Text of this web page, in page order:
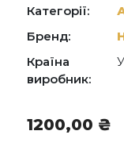
Категорії:
Бренд:
Країна
виробник:
1200,00 ₴